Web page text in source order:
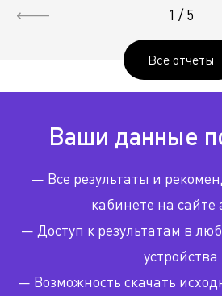
1 /5
Все отчеты
Ваши данные
— Все результаты и
кабинете на
— Доступ к результатам в
устройства
— Возможность скачать